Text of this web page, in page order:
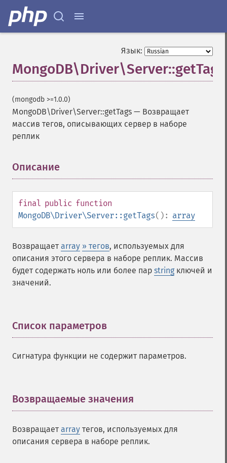
Язык:
MongoDB\Driver\Server::getTags
(mongodb >=1.0.0)
MongoDB\Driver\Server::getTags — Возвращает
массив тегов, описывающих сервер в наборе
реплик
Описание
final public function
MongoDB\Driver\Server::getTags(): array
Возвращает array » тегов, используемых для
описания этого сервера в наборе реплик. Массив
будет содержать ноль или более пар string ключей и
значений.
Список параметров
Сигнатура функции не содержит параметров.
Возвращаемые значения
Возвращает array тегов, используемых для
описания сервера в наборе реплик.